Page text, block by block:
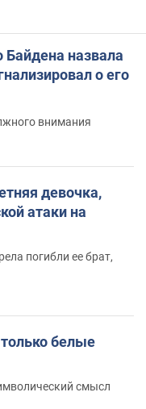
назвала
о его
внимания
девочка,
атаки на
погибли ее брат,
белые
смысл